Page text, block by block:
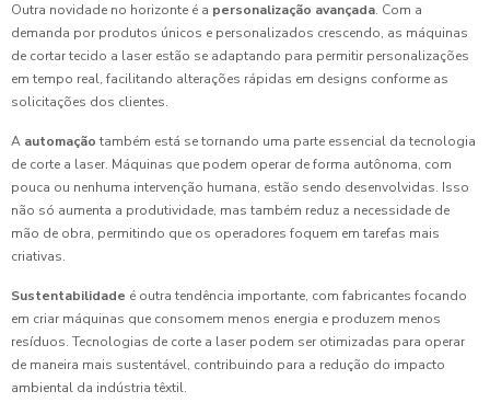
Outra novidade no horizonte é a personalização avançada. Com a
demanda por produtos únicos e personalizados crescendo, as máquinas
de cortar tecido a laser estão se adaptando para permitir personalizações
em tempo real, facilitando alterações rápidas em designs conforme as
solicitações dos clientes.
A automação também está se tornando uma parte essencial da tecnologia
de corte a laser. Máquinas que podem operar de forma autônoma, com
pouca ou nenhuma intervenção humana, estão sendo desenvolvidas. Isso
não só aumenta a produtividade, mas também reduz a necessidade de
mão de obra, permitindo que os operadores foquem em tarefas mais
criativas.
Sustentabilidade é outra tendência importante, com fabricantes focando
em criar máquinas que consomem menos energia e produzem menos
resíduos. Tecnologias de corte a laser podem ser otimizadas para operar
de maneira mais sustentável, contribuindo para a redução do impacto
ambiental da indústria têxtil.